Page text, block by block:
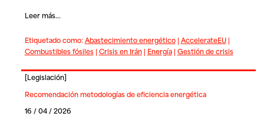
Leer más...
Etiquetado como:Abastecimiento energético| AccelerateEU|
Combustibles fósiles| Crisis en Irán| Energía| Gestión de crisis
[Legislación]
Recomendación metodologías de eficiencia energética
16 / 04 / 2026